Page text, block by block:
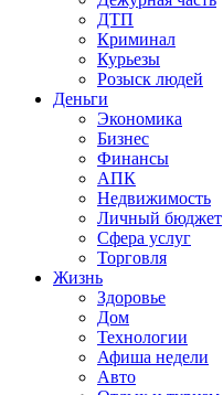
ДТП
Криминал
Курьезы
Розыск людей
Деньги
Экономика
Бизнес
Финансы
АПК
Недвижимость
Личный бюджет
Сфера услуг
Торговля
Жизнь
Здоровье
Дом
Технологии
Афиша недели
Авто